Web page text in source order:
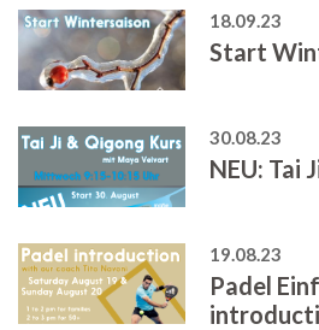
18.09.23
Start
30.08.23
NEU: Tai
19.08.23
Padel